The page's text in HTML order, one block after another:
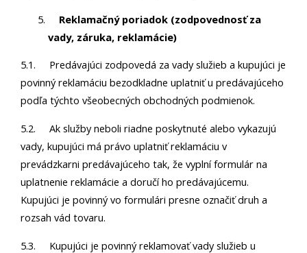
Reklamačný poriadok (zodpovednosť za
vady, záruka, reklamácie)
5.1. Predávajúci zodpovedá za vady služieb a kupujúci je
povinný reklamáciu bezodkladne uplatniť u predávajúceho
podľa týchto všeobecných obchodných podmienok.
5.2. Ak služby neboli riadne poskytnuté alebo vykazujú
vady, kupujúci má právo uplatniť reklamáciu v
prevádzkarni predávajúceho tak, že vyplní formulár na
uplatnenie reklamácie a doručí ho predávajúcemu.
Kupujúci je povinný vo formulári presne označiť druh a
rozsah vád tovaru.
5.3. Kupujúci je povinný reklamovať vady služieb u